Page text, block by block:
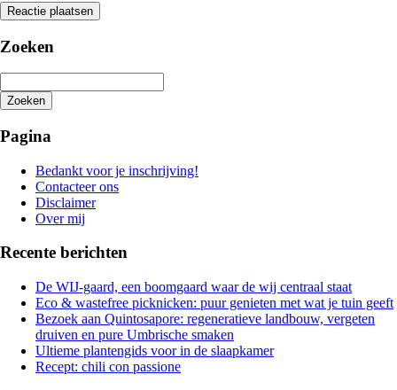
Zoeken
Zoeken
zoeken
Pagina
Bedankt voor je inschrijving!
Contacteer ons
Disclaimer
Over mij
Recente berichten
De WIJ-gaard, een boomgaard waar de wij centraal staat
Eco & wastefree picknicken: puur genieten met wat je tuin geeft
Bezoek aan Quintosapore: regeneratieve landbouw, vergeten
druiven en pure Umbrische smaken
Ultieme plantengids voor in de slaapkamer
Recept: chili con passione